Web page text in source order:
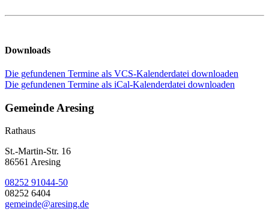
Downloads
Die gefundenen Termine als VCS-Kalenderdatei downloaden
Die gefundenen Termine als iCal-Kalenderdatei downloaden
Gemeinde Aresing
Rathaus
St.-Martin-Str. 16
86561 Aresing
08252 91044-50
08252 6404
gemeinde@aresing.de